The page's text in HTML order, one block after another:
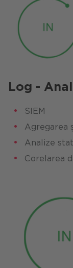
Log -
SIEM
Agregarea
Analize
Corelarea